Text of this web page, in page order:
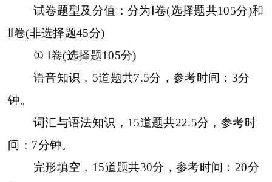
试卷题型及分值：分为Ⅰ卷(选择题共105分)和
Ⅱ卷(非选择题45分)
① Ⅰ卷(选择题105分)
语音知识，5道题共7.5分，参考时间：3分
钟。
词汇与语法知识，15道题共22.5分，参考时
间：7分钟。
完形填空，15道题共30分，参考时间：20分